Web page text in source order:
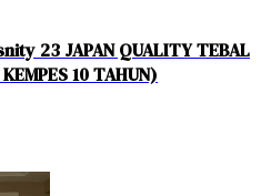
23 JAPAN QUALITY TEBAL
10 TAHUN)